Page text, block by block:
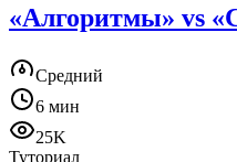
«Алгоритмы» vs
Средний
6 мин
25K
Туториал